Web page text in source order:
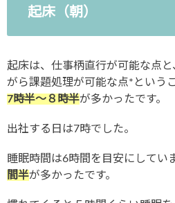
起床（朝）
起床は、仕事柄直行が可能な点
がら課題処理が可能な点*という
7時半〜８時半が多かったです。
出社する日は7時でした。
睡眠時間は6時間を目安にしてい
間半が多かったです。